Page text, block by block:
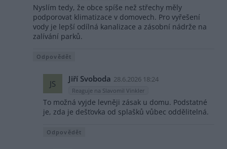
Nyslím tedy, že obce spíše než střechy měly
podporovat klimatizace v domovech. Pro vyřešení
vody je lepší odílná kanalizace a zásobní nádrže na
zalívání parků.
Odpovědět
JS Jiří Svoboda 28.6.2026 18:24
Reaguje na Slavomil Vinkler
To možná vyjde levněji zásak u domu. Podstatné
je, zda je dešťovka od splašků vůbec oddělitelná.
Odpovědět